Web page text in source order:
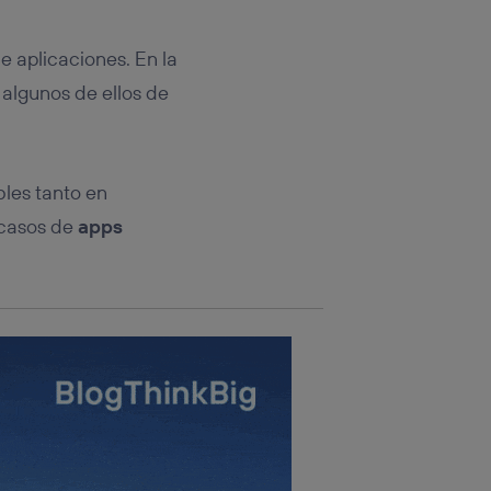
aplicaciones. En la
de ellos de
tanto en
de apps
se
que
la parte